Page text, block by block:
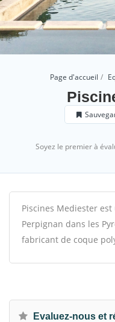
Page d'accueil
Soyez le premier à
Piscines Mediester
Perpignan dans les
fabricant de coque
Evaluez-nous et